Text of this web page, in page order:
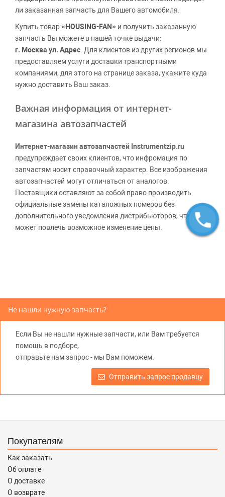
ли заказанная запчасть для Вашего автомобиля.
Купить товар«HOUSING-FAN» и получить заказанную
запчасть Вы можете в нашей точке выдачи:
г. Москва ул. Адрес . Для клиентов из других регионов мы
предоставляем услуги доставки транспортными
компаниями, для этого на странице заказа, укажите куда
нужно доставить Ваш заказ.
Важная информация от интернет-
магазина автозапчастей
Интернет-магазин автозапчастей Instrumentzip.ru
предупреждает своих клиентов, что инфромация по
запчастям носит справочный характер. Все изображения
автозапчастей могут отличаться от аналогов.
Поставщики оставляют за собой право производить
официальные замены каталожных номеров без
дополнительного уведомления дистрибьюторов, что
может повлечь возможное изменение цены.
предлагаемых к продаже запасных частей для
правообладателей указанных товарных знаков.
Требование предоставлять покупателю необходимую и
достоверную информацию о товаре, предлагаемом к
продаже, обеспечивающую возможность их правильного
выбора возложено на продавца (изготовителя) Законом
«О защите прав потребителей».
Не нашли нужную запчасть?
Если Вы не нашли нужные запчасти, или Вам требуется
помощь в подборе,
отправьте нам запрос - мы Вам поможем.
Отправить запрос продавцу
Покупателям
Как заказать
Об оплате
О доставке
О возврате